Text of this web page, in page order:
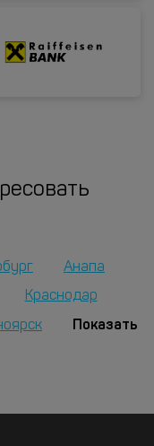
Анапа
Краснодар
Показать